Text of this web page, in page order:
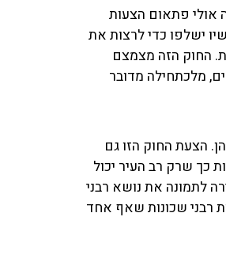
אולי פתאום הצעות
ישלפו כדי לרצות את
החוק הזה מצמצם
מלכתחילה מדובר
הצעת החוק הזו גם
כך שרק רב העיר יכול
לתמונה את נושא רבני
מאות רבני שכונות שאף אחד